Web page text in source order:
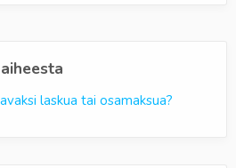
laskua tai osamaksua?